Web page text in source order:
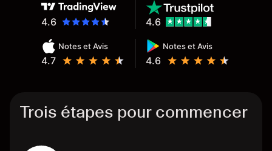
4.6
Notes et Avis
4.7
Notes et Avis
4.6
4.6
Trois étapes pour commencer